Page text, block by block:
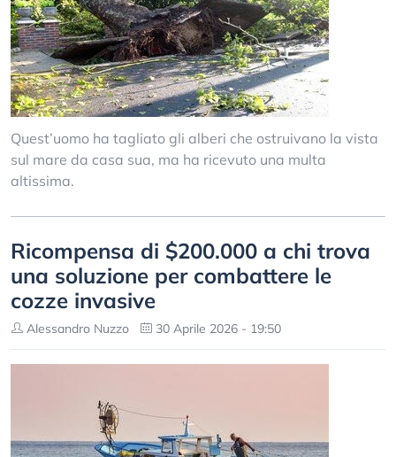
Quest’uomo ha tagliato gli alberi che ostruivano la vista
sul mare da casa sua, ma ha ricevuto una multa
altissima.
Ricompensa di $200.000 a chi trova
una soluzione per combattere le
cozze invasive
Alessandro Nuzzo 30 Aprile 2026 - 19:50